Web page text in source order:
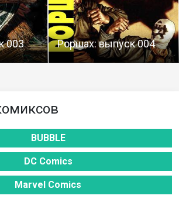
003 Роршах: выпуск 004
BUBBLE
DC Comics
Marvel Comics